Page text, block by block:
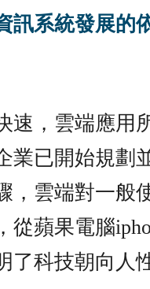
訊系統發展的
速，雲端應用
業已開始規劃
，雲端對一般
從蘋果電腦
了科技朝向人